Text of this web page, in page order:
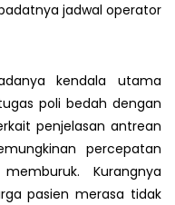
jadwal operator
kendala utama
poli bedah dengan
penjelasan antrean
percepatan
Kurangnya
pasien merasa tidak